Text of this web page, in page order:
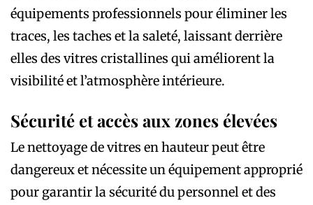
équipements professionnels pour éliminer les
traces, les taches et la saleté, laissant derrière
elles des vitres cristallines qui améliorent la
visibilité et l’atmosphère intérieure.
Sécurité et accès aux zones élevées
Le nettoyage de vitres en hauteur peut être
dangereux et nécessite un équipement approprié
pour garantir la sécurité du personnel et des